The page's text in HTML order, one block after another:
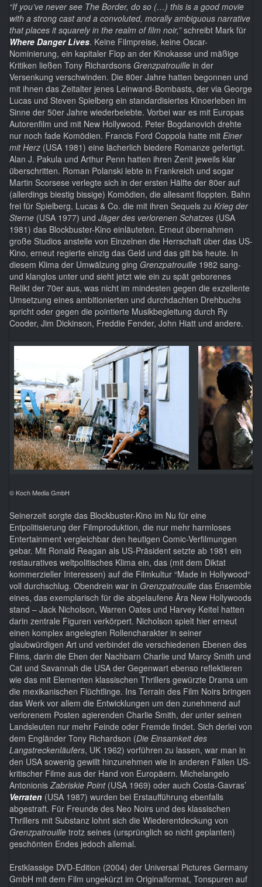
“If you’ve never see The Border, do so (…) this is a good movie
with a strong cast and a convoluted, morally ambiguous narrative
that places it squarely in the realm of film noir,”schreibt Mark für
Where Danger Lives. Keine Filmpreise, keine Oscar-
Nominierung, ein kapitaler Flop an der Kinokasse und mäßige
Kritiken ließen Tony Richardsons Grenzpatrouille in der
Versenkung verschwinden. Die 80er Jahre hatten begonnen und
mit ihnen das Zeitalter jenes Leinwand-Bombasts, der via George
Lucas und Steven Spielberg ein standardisiertes Kinoerleben im
Sinne der 50er Jahre wiederbelebte. Vorbei war es mit Europas
Autorenfilm und mit New Hollywood. Peter Bogdanovich drehte
nur noch fade Komödien. Francis Ford Coppola hatte mit Einer
mit Herz (USA 1981) eine lächerlich biedere Romanze gefertigt.
Alan J. Pakula und Arthur Penn hatten ihren Zenit jeweils klar
überschritten. Roman Polanski lebte in Frankreich und sogar
Martin Scorsese verlegte sich in der ersten Hälfte der 80er auf
(allerdings biestig bissige) Komödien, die allesamt floppten. Bahn
frei für Spielberg, Lucas & Co. die mit ihren Sequels zu Krieg der
Sterne (USA 1977) und Jäger des verlorenen Schatzes (USA
1981) das Blockbuster-Kino einläuteten. Erneut übernahmen
große Studios anstelle von Einzelnen die Herrschaft über das US-
Kino, erneut regierte einzig das Geld und das gilt bis heute. In
diesem Klima der Umwälzung ging Grenzpatrouille 1982 sang-
und klanglos unter und sieht jetzt wie ein zu spät geborenes
Relikt der 70er aus, was nicht im mindesten gegen die exzellente
Umsetzung eines ambitionierten und durchdachten Drehbuchs
spricht oder gegen die pointierte Musikbegleitung durch Ry
Cooder, Jim Dickinson, Freddie Fender, John Hiatt und andere.
© Koch Media GmbH
Seinerzeit sorgte das Blockbuster-Kino im Nu für eine
Entpolitisierung der Filmproduktion, die nur mehr harmloses
Entertainment vergleichbar den heutigen Comic-Verfilmungen
gebar. Mit Ronald Reagan als US-Präsident setzte ab 1981 ein
restauratives weltpolitisches Klima ein, das (mit dem Diktat
kommerzieller Interessen) auf die Filmkultur “Made in Hollywood“
voll durchschlug. Obendrein war in Grenzpatrouille das Ensemble
eines, das exemplarisch für die abgelaufene Ära New Hollywoods
stand – Jack Nicholson, Warren Oates und Harvey Keitel hatten
darin zentrale Figuren verkörpert. Nicholson spielt hier erneut
einen komplex angelegten Rollencharakter in seiner
glaubwürdigen Art und verbindet die verschiedenen Ebenen des
Films, darin die Ehen der Nachbarn Charlie und Marcy Smith und
Cat und Savannah die USA der Gegenwart ebenso reflektieren
wie das mit Elementen klassischen Thrillers gewürzte Drama um
die mexikanischen Flüchtlinge. Ins Terrain des Film Noirs bringen
das Werk vor allem die Entwicklungen um den zunehmend auf
verlorenem Posten agierenden Charlie Smith, der unter seinen
Landsleuten nur mehr Feinde oder Fremde findet. Sich derlei von
dem Engländer Tony Richardson (Die Einsamkeit des
Langstreckenläufers, UK 1962) vorführen zu lassen, war man in
den USA sowenig gewillt hinzunehmen wie in anderen Fällen US-
kritischer Filme aus der Hand von Europäern. Michelangelo
AntonionisZabriskie Point(USA 1969) oder auch Costa-Gavras’
Verraten (USA 1987) wurden bei Erstaufführung ebenfalls
abgestraft. Für Freunde des Neo Noirs und des klassischen
Thrillers mit Substanz lohnt sich die Wiederentdeckung von
Grenzpatrouille trotz seines (ursprünglich so nicht geplanten)
geschönten Endes jedoch allemal.
Erstklassige DVD-Edition (2004) der Universal Pictures Germany
GmbH mit dem Film ungekürzt im Originalformat, Tonspuren auf